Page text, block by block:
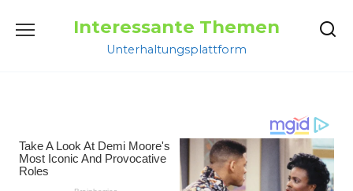
Interessante Themen
Unterhaltungsplattform